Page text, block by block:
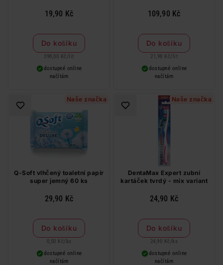
19,90 Kč
Do košíku
398,00 Kč / lit
dostupné online
načítám
109,90 Kč
Do košíku
21,98 Kč/ lit
dostupné online
načítám
Naše značka
Q-Soft vlhčený toaletní papír
super jemný 60 ks
29,90 Kč
Do košíku
0,50 Kč/ ks
dostupné online
načítám
Naše značka
DentaMax Expert zubní
kartáček tvrdý - mix variant
24,90 Kč
Do košíku
24,90 Kč / ks
dostupné online
načítám